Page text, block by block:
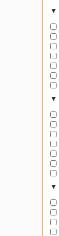
▼
▼
▼